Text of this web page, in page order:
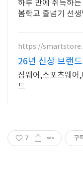
하루 만에 취득하
봄학교 줄넘기 선
https://
26년 신상 브랜드
짐웨어,스포츠웨어
드
7 구